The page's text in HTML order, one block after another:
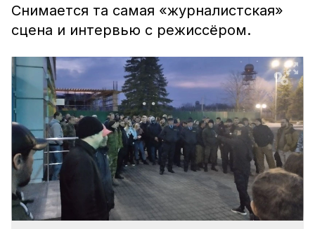
Снимается та самая «журналистская»
сцена и интервью с режиссёром.